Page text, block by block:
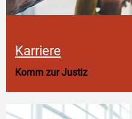
Karriere
Komm zur Justiz